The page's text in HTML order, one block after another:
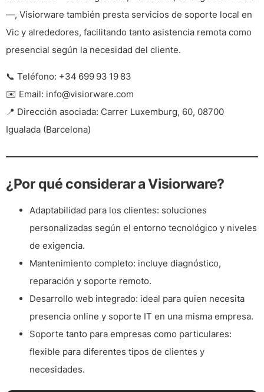
—, Visiorware también presta servicios de soporte local en
Vic y alrededores, facilitando tanto asistencia remota como
presencial según la necesidad del cliente.
📞 Teléfono: +34 699 93 19 83
✉️ Email: info@visiorware.com
📍 Dirección asociada: Carrer Luxemburg, 60, 08700
Igualada (Barcelona)
¿Por qué considerar a Visiorware?
Adaptabilidad para los clientes: soluciones
personalizadas según el entorno tecnológico y niveles
de exigencia.
Mantenimiento completo: incluye diagnóstico,
reparación y soporte remoto.
Desarrollo web integrado: ideal para quien necesita
presencia online y soporte IT en una misma empresa.
Soporte tanto para empresas como particulares:
flexible para diferentes tipos de clientes y
necesidades.